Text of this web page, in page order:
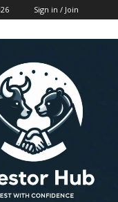
Sign in / Join